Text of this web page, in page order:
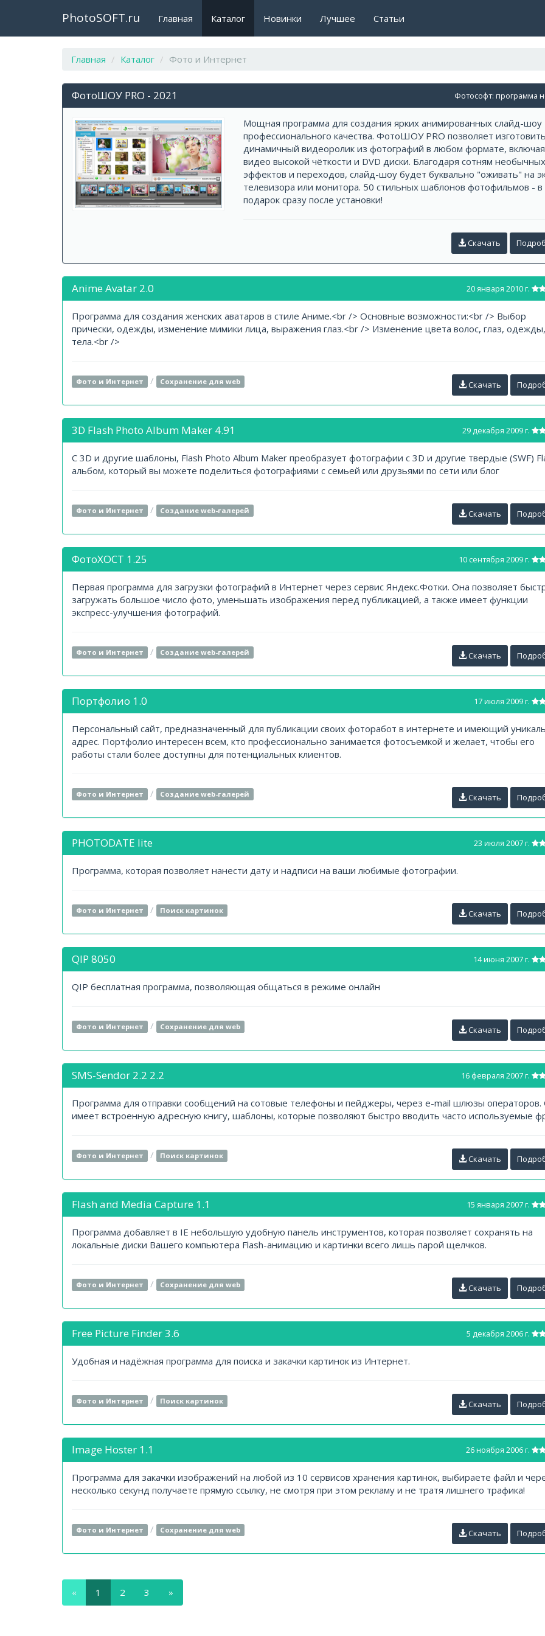
PhotoSOFT.ru Главная Каталог Новинки Лучшее Статьи
Главная Каталог Фото и Интернет
Фотософт: программа
ФотоШОУ PRO - 2021
Мощная программа для создания ярких анимированных слайд-шоу
профессионального качества. ФотоШОУ PRO позволяет изготовить
динамичный видеоролик из фотографий в любом формате, включая
видео высокой чёткости и DVD диски. Благодаря сотням необычных
эффектов и переходов, слайд-шоу будет буквально "оживать" на
телевизора или монитора. 50 стильных шаблонов фотофильмов - в
подарок сразу после установки!
Скачать
20 января 2010 г.
Anime Avatar 2.0
Программа для создания женских аватаров в стиле Аниме.<br /> Основные возможности:<br /> Выбор
прически, одежды, изменение мимики лица, выражения глаз.<br /> Изменение цвета волос, глаз, одежды,
тела.<br />
Фото и Интернет / Сохранение для web Скачать
29 декабря 2009 г.
3D Flash Photo Album Maker 4.91
С 3D и другие шаблоны, Flash Photo Album Maker преобразует фотографии с 3D и другие твердые (SWF)
альбом, который вы можете поделиться фотографиями с семьей или друзьями по сети или блог
Фото и Интернет / Создание web-галерей Скачать
10 сентября 2009 г.
ФотоХОСТ 1.25
Первая программа для загрузки фотографий в Интернет через сервис Яндекс.Фотки. Она позволяет
загружать большое число фото, уменьшать изображения перед публикацией, а также имеет функции
экспресс-улучшения фотографий.
Фото и Интернет / Создание web-галерей Скачать
17 июля 2009 г.
Портфолио 1.0
Персональный сайт, предназначенный для публикации своих фоторабот в интернете и имеющий
адрес. Портфолио интересен всем, кто профессионально занимается фотосъемкой и желает, чтобы его
работы стали более доступны для потенциальных клиентов.
Фото и Интернет / Создание web-галерей Скачать
23 июля 2007 г.
PHOTODATE lite
Программа, которая позволяет нанести дату и надписи на ваши любимые фотографии.
Фото и Интернет / Поиск картинок Скачать
14 июня 2007 г.
QIP 8050
QIP бесплатная программа, позволяющая общаться в режиме онлайн
Фото и Интернет / Сохранение для web Скачать
16 февраля 2007 г.
SMS-Sendor 2.2 2.2
Программа для отправки сообщений на сотовые телефоны и пейджеры, через e-mail шлюзы операторов.
имеет встроенную адресную книгу, шаблоны, которые позволяют быстро вводить часто используемые
Фото и Интернет / Поиск картинок Скачать
15 января 2007 г.
Flash and Media Capture 1.1
Программа добавляет в IE небольшую удобную панель инструментов, которая позволяет сохранять на
локальные диски Вашего компьютера Flash-анимацию и картинки всего лишь парой щелчков.
Фото и Интернет / Сохранение для web Скачать
5 декабря 2006 г.
Free Picture Finder 3.6
Удобная и надёжная программа для поиска и закачки картинок из Интернет.
Фото и Интернет / Поиск картинок Скачать
26 ноября 2006 г.
Image Hoster 1.1
Программа для закачки изображений на любой из 10 сервисов хранения картинок, выбираете файл и
несколько секунд получаете прямую ссылку, не смотря при этом рекламу и не тратя лишнего трафика!
Фото и Интернет / Сохранение для web Скачать
« 1 2 3 »